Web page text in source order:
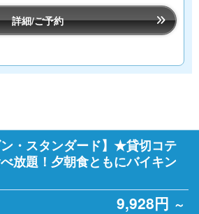
詳細/ご予約
ン・スタンダード】★貸切コテ
放題！夕朝食ともにバイキン
9,928円 ～